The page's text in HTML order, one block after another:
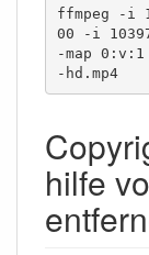
ffmpeg -i
00 -i
-map 0:v:1
-hd.mp4
hilfe